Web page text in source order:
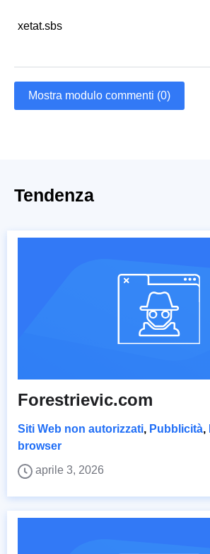
xetat.sbs
Mostra modulo commenti (0)
Tendenza
Forestrievic.com
Siti Web non autorizzati, Pubblicità,
browser
aprile 3, 2026